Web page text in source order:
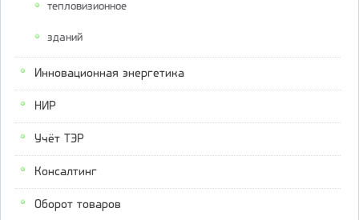
тепловизионное
зданий
Инновационная энергетика
НИР
Учёт ТЭР
Консалтинг
Оборот товаров